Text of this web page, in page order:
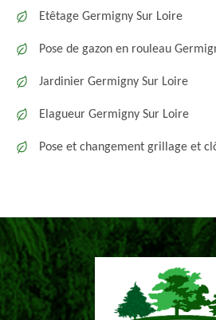
Etêtage Germigny Sur Loire
Pose de gazon en rouleau
Jardinier Germigny Sur Loire
Elagueur Germigny Sur Loire
Pose et changement grillage et